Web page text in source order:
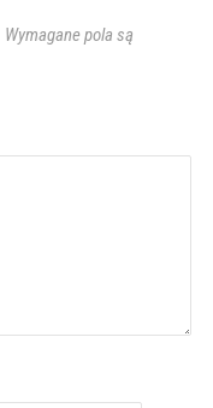
Wymagane pola są